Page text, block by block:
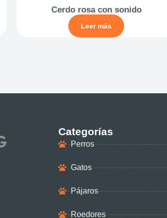
Cerdo rosa con sonido
Leer más
Categorías
Perros
Gatos
Pájaros
Roedores